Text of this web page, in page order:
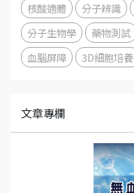
核酸適體
分子辨識
分子生物學
藥物測試
血腦屏障
3D細胞培養
文章專欄